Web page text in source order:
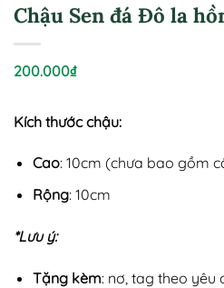
Chậu Sen đá Đô la
200.000₫
Kích thước chậu:
Cao: 10cm (chưa bao gồm
Rộng: 10cm
*Lưu ý:
Tặng kèm: nơ, tag theo yêu